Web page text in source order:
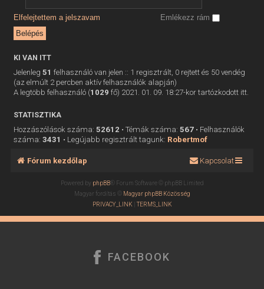
Elfelejtettem a jelszavam Emlékezz rám
KI VAN ITT
Jelenleg 51 felhasználó van jelen :: 1 regisztrált, 0 rejtett és 50 vendég
(az elmúlt 2 percben aktív felhasználók alapján)
A legtöbb felhasználó (1029 fő) 2021. 01. 09. 18:27-kor tartózkodott itt.
STATISZTIKA
Hozzászólások száma: 52612 • Témák száma: 567• Felhasználók
száma: 3431 • Legújabb regisztrált tagunk: Robertmof
Fórum kezdőlap Kapcsolat
Powered by phpBB® Forum Software © phpBB Limited
Magyar fordítás © Magyar phpBB Közösség
PRIVACY_LINK |TERMS_LINK
FACEBOOK